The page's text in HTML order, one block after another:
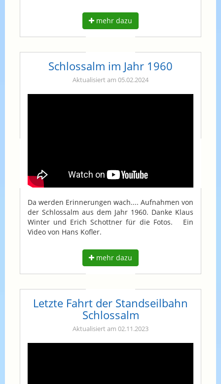
mehr dazu
Schlossalm im Jahr 1960
Aktualisiert am 05.02.2024
Da werden Erinnerungen wach.... Aufnahmen von
der Schlossalm aus dem Jahr 1960. Danke Klaus
Winter und Erich Schottner für die Fotos. Ein
Video von Hans Kofler.
mehr dazu
Letzte Fahrt der Standseilbahn
Schlossalm
Aktualisiert am 02.11.2023